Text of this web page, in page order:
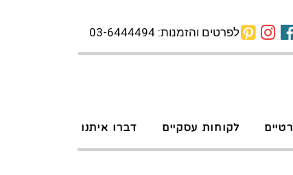
לפרטים והזמנות: 03-6444494
לקוחות עסקיים דברו איתנו